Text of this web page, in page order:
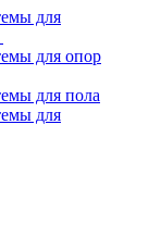
для
для опор
для пола
для